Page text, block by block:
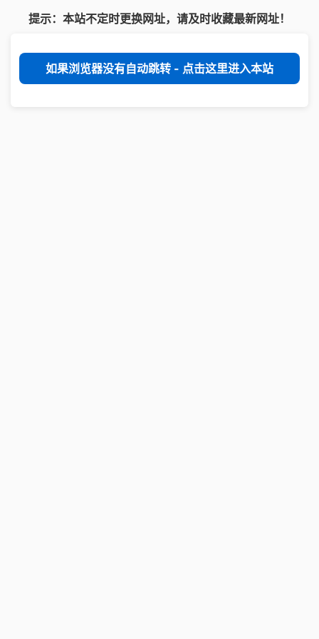
提示：本站不定时更换网址，请及时收藏最新网址！
如果浏览器没有自动跳转 - 点击这里进入本站